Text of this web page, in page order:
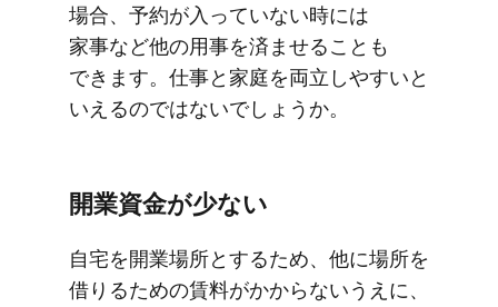
場合、​​予約が​​入っていない​​時には​​
家事など他の​​用事を​済ませる​ことも​
できます。​​仕事と​​家庭を​​両立しやすいと​​
いえるのではないでしょうか。
開業資金が​​少ない
自宅を​​開業場所と​​する​​ため、​​他に​​場所を​​
借りる​​ための​​賃料が​​かからないうえに、​​